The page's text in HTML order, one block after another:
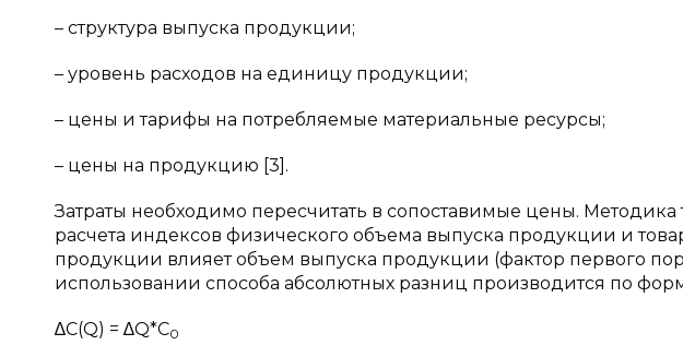
– структура выпуска продукции;
– уровень расходов на единицу продукции;
– цены и тарифы на потребляемые материальные ресурсы;
– цены на продукцию [3].
Затраты необходимо пересчитать в сопоставимые цены. Методика
расчета индексов физического объема выпуска продукции и
продукции влияет объем выпуска продукции (фактор первого
использовании способа абсолютных разниц производится по
∆С(Q) = ∆Q*C0